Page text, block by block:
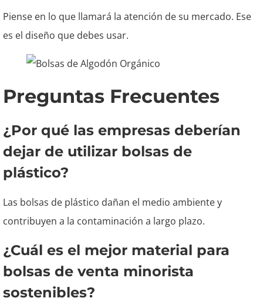
Piense en lo que llamará la atención de su mercado. Ese
es el diseño que debes usar.
Preguntas Frecuentes
¿Por qué las empresas deberían
dejar de utilizar bolsas de
plástico?
Las bolsas de plástico dañan el medio ambiente y
contribuyen a la contaminación a largo plazo.
¿Cuál es el mejor material para
bolsas de venta minorista
sostenibles?